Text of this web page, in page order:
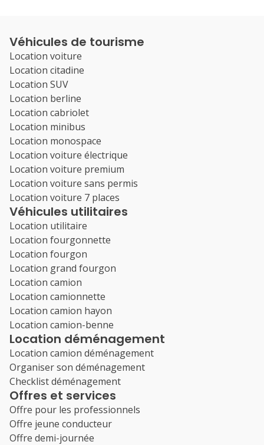
Véhicules de tourisme
Location voiture
Location citadine
Location SUV
Location berline
Location cabriolet
Location minibus
Location monospace
Location voiture électrique
Location voiture premium
Location voiture sans permis
Location voiture 7 places
Véhicules utilitaires
Location utilitaire
Location fourgonnette
Location fourgon
Location grand fourgon
Location camion
Location camionnette
Location camion hayon
Location camion-benne
Location déménagement
Location camion déménagement
Organiser son déménagement
Checklist déménagement
Offres et services
Offre pour les professionnels
Offre jeune conducteur
Offre demi-journée